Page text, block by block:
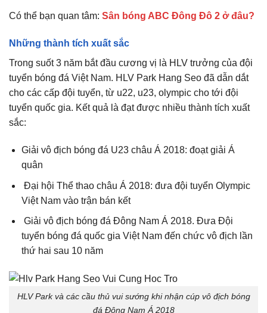
Có thể bạn quan tâm: Sân bóng ABC Đông Đô 2 ở đâu?
Những thành tích xuất sắc
Trong suốt 3 năm bắt đầu cương vị là HLV trưởng của đội
tuyển bóng đá Việt Nam. HLV Park Hang Seo đã dẫn dắt
cho các cấp đội tuyển, từ u22, u23, olympic cho tới đội
tuyển quốc gia. Kết quả là đạt được nhiều thành tích xuất
sắc:
Giải vô địch bóng đá U23 châu Á 2018: đoạt giải Á
quân
Đại hội Thể thao châu Á 2018: đưa đội tuyển Olympic
Việt Nam vào trận bán kết
Giải vô địch bóng đá Đông Nam Á 2018. Đưa Đội
tuyển bóng đá quốc gia Việt Nam đến chức vô địch lần
thứ hai sau 10 năm
HLV Park và các cầu thủ vui sướng khi nhận cúp vô địch bóng
đá Đông Nam Á 2018